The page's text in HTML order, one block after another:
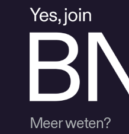
Meer weten?